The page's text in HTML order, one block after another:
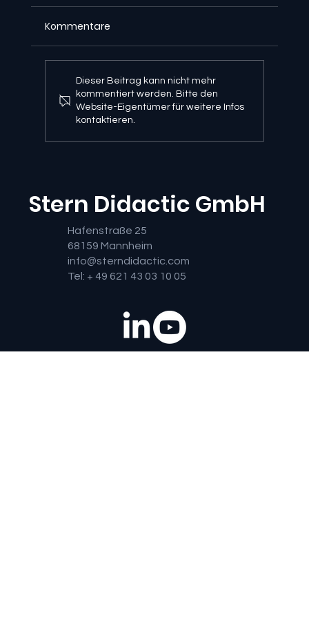
Kommentare
Dieser Beitrag kann nicht mehr
kommentiert werden. Bitte den
Website-Eigentümer für weitere Infos
kontaktieren.
Stern Didactic GmbH
Hafenstraße 25
68159 Mannheim
info@sterndidactic.com
Tel: + 49 621 43 03 10 05